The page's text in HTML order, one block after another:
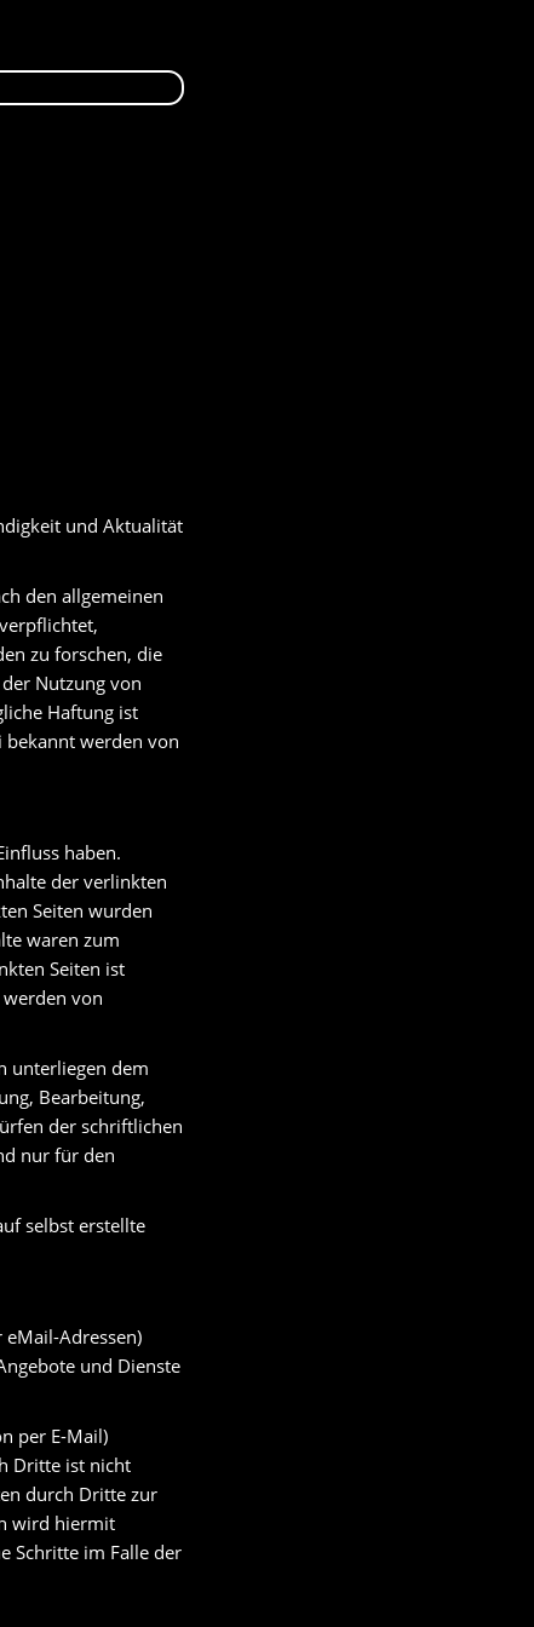
und Aktualität
den allgemeinen
zu forschen, die
Nutzung von
Haftung ist
bekannt werden von
haben.
der verlinkten
Seiten wurden
waren zum
Seiten ist
von
unterliegen dem
Bearbeitung,
der schriftlichen
nur für den
selbst erstellte
Adressen)
und Dienste
per E-Mail)
Dritte ist nicht
durch Dritte zur
wird hiermit
Schritte im Falle der